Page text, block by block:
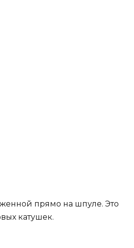
прямо на шпуле. Это
катушек.